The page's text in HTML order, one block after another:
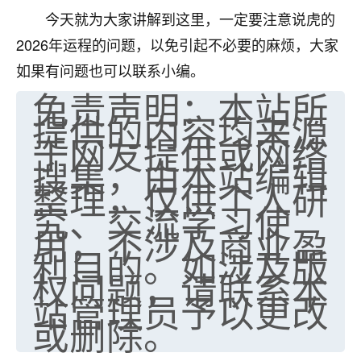
今天就为大家讲解到这里，一定要注意说虎的
2026年运程的问题，以免引起不必要的麻烦，大家
如果有问题也可以联系小编。
免责声明：本站所
提供的内容均来源
于网友提供或网络
搜集，由本站编辑
整理，仅供个人研
究、交流学习使
用，不涉及商业盈
利目的。如涉及版
权问题，请联系本
站管理员予以更改
或删除。
老师收徒吗？？我对这些很感兴趣
2天前 来自山西 15